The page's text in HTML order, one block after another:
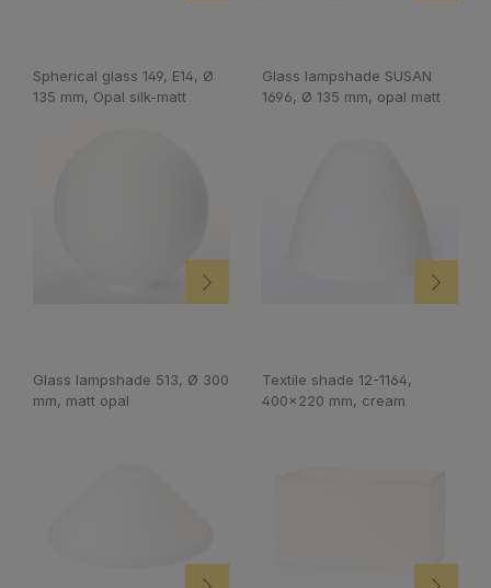
Spherical glass 149, E14, Ø
135 mm, Opal silk-matt
Glass lampshade SUSAN
1696, Ø 135 mm, opal matt
Glass lampshade 513, Ø 300
mm, matt opal
Textile shade 12-1164,
400x220 mm, cream